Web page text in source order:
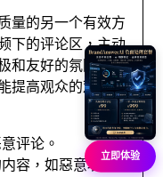
量的另一个有效方
下的评论区 ，主动
和友好的氛围。这
提高观众的观看体
评论 。
容 ，如惡意攻
立即体验